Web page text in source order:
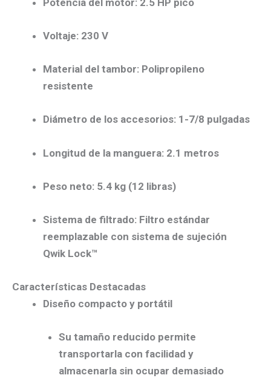
Voltaje: 230 V
Material del tambor: Polipropileno
resistente
Diámetro de los accesorios: 1-7/8 pulgadas
Longitud de la manguera: 2.1 metros
Peso neto: 5.4 kg (12 libras)
Sistema de filtrado: Filtro estándar
reemplazable con sistema de sujeción
Qwik Lock™
Características Destacadas
Diseño compacto y portátil
Su tamaño reducido permite
transportarla con facilidad y
almacenarla sin ocupar demasiado